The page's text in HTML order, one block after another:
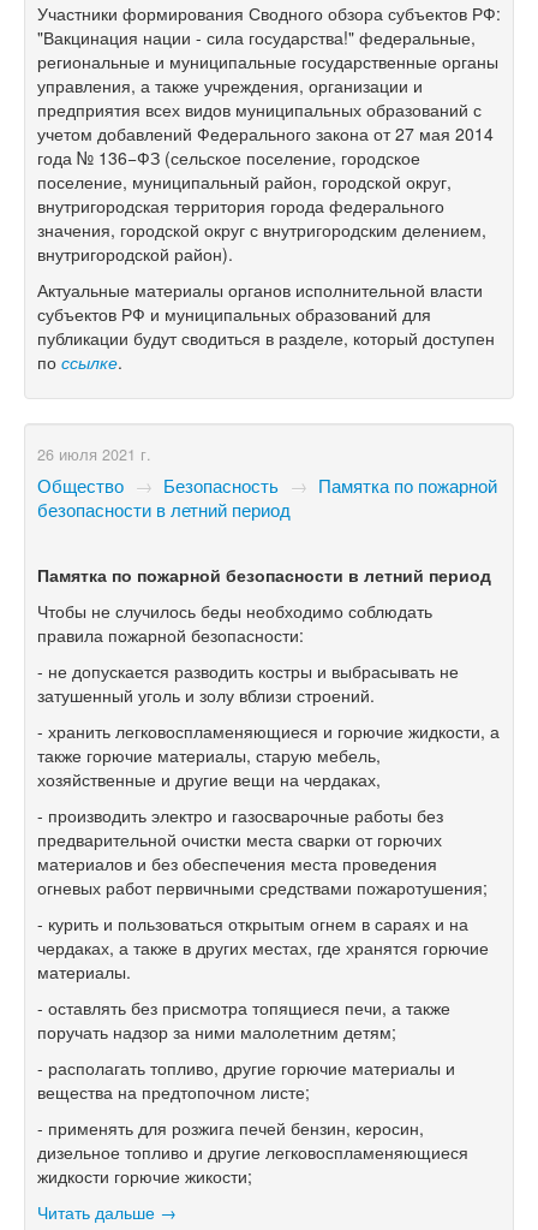
Участники формирования Сводного обзора субъектов РФ:
"Вакцинация нации - сила государства!" федеральные,
региональные и муниципальные государственные органы
управления, а также учреждения, организации и
предприятия всех видов муниципальных образований с
учетом добавлений Федерального закона от 27 мая 2014
года № 136−ФЗ (сельское поселение, городское
поселение, муниципальный район, городской округ,
внутригородская территория города федерального
значения, городской округ с внутригородским делением,
внутригородской район).
Актуальные материалы органов исполнительной власти
субъектов РФ и муниципальных образований для
публикации будут сводиться в разделе, который доступен
по ссылке.
26 июля 2021 г.
Общество → Безопасность → Памятка по пожарной
безопасности в летний период
Памятка по пожарной безопасности в летний период
Чтобы не случилось беды необходимо соблюдать
правила пожарной безопасности:
- не допускается разводить костры и выбрасывать не
затушенный уголь и золу вблизи строений.
- хранить легковоспламеняющиеся и горючие жидкости, а
также горючие материалы, старую мебель,
хозяйственные и другие вещи на чердаках,
- производить электро и газосварочные работы без
предварительной очистки места сварки от горючих
материалов и без обеспечения места проведения
огневых работ первичными средствами пожаротушения;
- курить и пользоваться открытым огнем в сараях и на
чердаках, а также в других местах, где хранятся горючие
материалы.
- оставлять без присмотра топящиеся печи, а также
поручать надзор за ними малолетним детям;
- располагать топливо, другие горючие материалы и
вещества на предтопочном листе;
- применять для розжига печей бензин, керосин,
дизельное топливо и другие легковоспламеняющиеся
жидкости горючие жикости;
Читать дальше →